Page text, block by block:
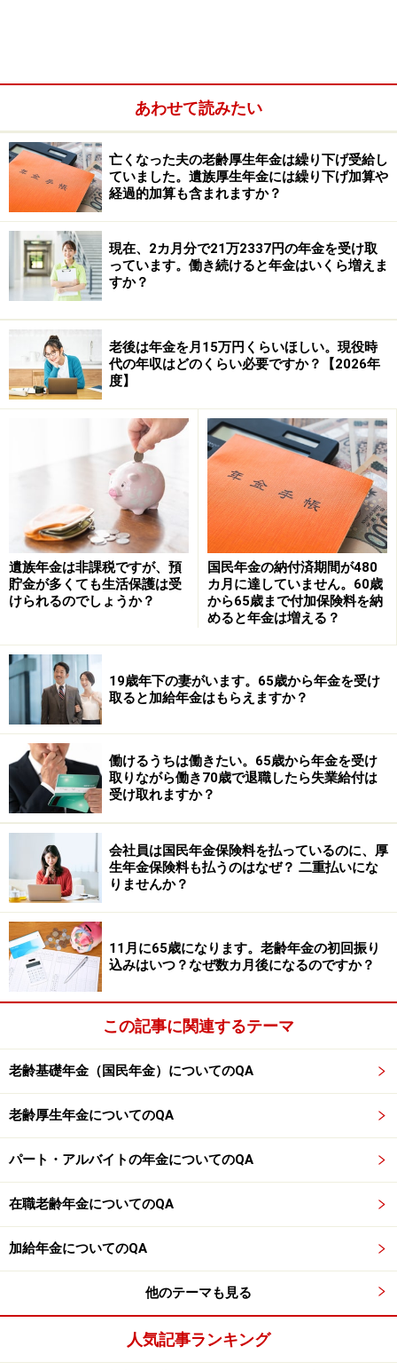
老齢厚生年金の受給額は、現役世代の収入金額（給与な
ど）と厚生年金加入期間によって、次の計算式で計算さ
れます。
（1）平成15年3月までは、平均標準報酬月額×7.5／
1000×平成15年3月までの加入期間
（2）平成15年4月以降は、平均標準報酬額×5.769／
1000×平成15年4月以後の加入期間（※）
※従前額保障での計算方法。スライド率等については省
略。乗率は昭和21年4月2日生まれ以降の人の新乗率を使
用
役時代の年収について計算してみます。
前提条件は、平成15年4月以後に40年間厚生年金に加
入、40年間の年収は一定でボーナスは含まれるとしま
す。したがって老齢厚生年金額は、先ほどの（2）の計
算式を使って算出します。
老齢基礎年金は令和7年度で満額の月額約6万9308円を受
給できると仮定します。
この条件で考えると、将来、毎月20万円の年金を受け取
るためには、老齢厚生年金を月額13万692円（20万円－6
万9308円）受け取る必要があります。
け取るための年収を以下の計算式で計算します。
平均標準報酬額×5.769／1000×480カ月（加入期間）＝
156万8304円（年間の老齢厚生年金受給額）
平均標準報酬額＝156万8304円／（5.769／1000×480）
≒56万6355円
したがって、毎月20万円の年金を受け取るために必要な
生涯平均年収の目安は679万6260円（月額56万6355円）
となります。
あわせて読みたい
亡くなった夫の老齢厚生年金は繰り下げ受給し
ていました。遺族厚生年金には繰り下げ加算や
経過的加算も含まれますか？
現在、2カ月分で21万2337円の年金を受け取
っています。働き続けると年金はいくら増えま
すか？
老後は年金を月15万円くらいほしい。現役時
代の年収はどのくらい必要ですか？【2026年
度】
遺族年金は非課税ですが、預
貯金が多くても生活保護は受
けられるのでしょうか？
国民年金の納付済期間が480
カ月に達していません。60歳
から65歳まで付加保険料を納
めると年金は増える？
19歳年下の妻がいます。65歳から年金を受け
取ると加給年金はもらえますか？
働けるうちは働きたい。65歳から年金を受け
取りながら働き70歳で退職したら失業給付は
受け取れますか？
会社員は国民年金保険料を払っているのに、厚
生年金保険料も払うのはなぜ？ 二重払いにな
りませんか？
11月に65歳になります。老齢年金の初回振り
込みはいつ？なぜ数カ月後になるのですか？
この記事に関連するテーマ
老齢基礎年金（国民年金）についてのQA
老齢厚生年金についてのQA
パート・アルバイトの年金についてのQA
在職老齢年金についてのQA
加給年金についてのQA
他のテーマも見る
人気記事ランキング